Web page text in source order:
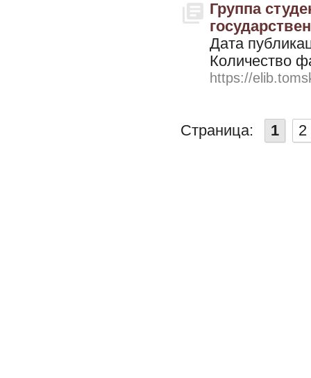
Группа
Дата
Количество
https://
Страница: 1 2